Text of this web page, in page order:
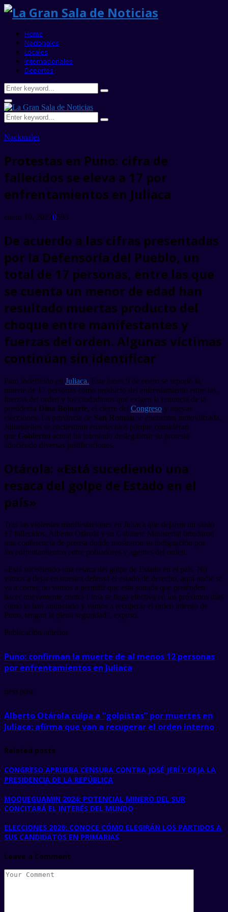
Home
Nacionales
Locales
Internacionales
Deportes
Search
for:
Search
Primary
Menu
Search
for:
Search
Nacionales
Protestas en Puno: cifra de
fallecidos se eleva a 17 por
enfrentamientos en Juliaca
enero 10, 20230593
De acuerdo a las cifras presentadas
por la Defensoría del Pueblo, un
total de 17 personas, entre las que
se cuenta un menor de edad han
resultado muertas producto del
choque entre manifestantes y
fuerzas del orden. Algunas víctimas
continúan sin identificar
Paro indefinido en Juliaca. Este lunes 9 de enero se reportó la
muerte de 17 personas como producto del enfrentamiento entre las
fuerzas del orden y los ciudadanos que exigen la renuncia de la
presidenta Dina Boluarte, el cierre del Congreso y nuevas
elecciones. La provincia de San Román se encuentra inmovilizada.
Juliaqueños se encuentran enardecidos porque consideran
que Gobierno actual ha intentado deslegitimar su protesta
aduciendo diversas justificaciones.
Otárola: «Está sucediendo una
resaca del golpe de Estado en el
país»
Tras las violentas manifestaciones en Juliaca que dejaron un saldo
17 fallecidos, Alberto Otárola y su Gabinete Ministerial brindaron
una conferencia de prensa donde mostraron su indignación por
los enfrentamientos entre pobladores y agentes del orden.
«Está sucediendo una resaca del golpe de Estado en el país. No
vamos a dejar en nuestra defensa el estado de derecho, aquí nadie se
va a correr, no vamos a permitir que esta sonada que pretenden
hacer nuevamente contra Lima se haga efectiva en los próximos días
como lo han anunciado y vamos a recuperar el orden interno de
Puno, tengan la plena seguridad”, expuso.
Publicación anterior
Puno: confirman la muerte de al menos 12 personas
por enfrentamientos en Juliaca
next post
Alberto Otárola culpa a “golpistas” por muertes en
Juliaca: afirma que van a recuperar el orden interno
Related posts
CONGRESO APRUEBA CENSURA CONTRA JOSÉ JERÍ Y DEJA LA
PRESIDENCIA DE LA REPÚBLICA
MOQUEGUAMIN 2024: POTENCIAL MINERO DEL SUR
CONCITARÁ EL INTERÉS DEL MUNDO
ELECCIONES 2026: CONOCE CÓMO ELEGIRÁN LOS PARTIDOS A
SUS CANDIDATOS EN PRIMARIAS
Leave a Comment